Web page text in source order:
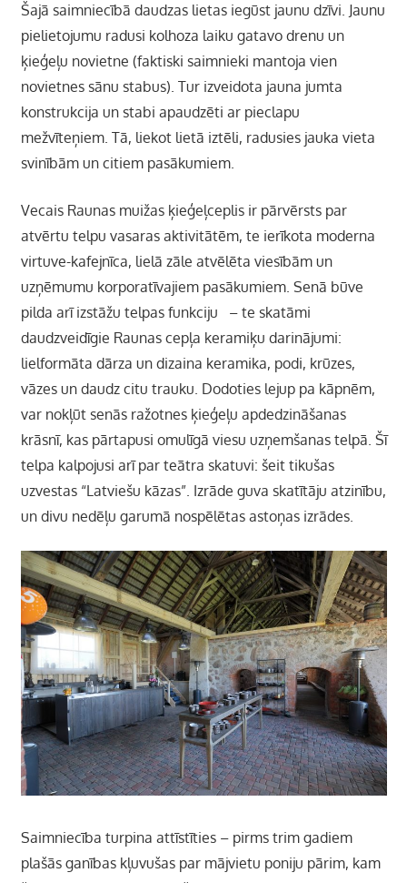
Šajā saimniecībā daudzas lietas iegūst jaunu dzīvi. Jaunu
pielietojumu radusi kolhoza laiku gatavo drenu un
ķieģeļu novietne (faktiski saimnieki mantoja vien
novietnes sānu stabus). Tur izveidota jauna jumta
konstrukcija un stabi apaudzēti ar pieclapu
mežvīteņiem. Tā, liekot lietā iztēli, radusies jauka vieta
svinībām un citiem pasākumiem.
Vecais Raunas muižas ķieģeļceplis ir pārvērsts par
atvērtu telpu vasaras aktivitātēm, te ierīkota moderna
virtuve-kafejnīca, lielā zāle atvēlēta viesībām un
uzņēmumu korporatīvajiem pasākumiem. Senā būve
pilda arī izstāžu telpas funkciju – te skatāmi
daudzveidīgie Raunas cepļa keramiķu darinājumi:
lielformāta dārza un dizaina keramika, podi, krūzes,
vāzes un daudz citu trauku. Dodoties lejup pa kāpnēm,
var nokļūt senās ražotnes ķieģeļu apdedzināšanas
krāsnī, kas pārtapusi omulīgā viesu uzņemšanas telpā. Šī
telpa kalpojusi arī par teātra skatuvi: šeit tikušas
uzvestas “Latviešu kāzas”. Izrāde guva skatītāju atzinību,
un divu nedēļu garumā nospēlētas astoņas izrādes.
Saimniecība turpina attīstīties – pirms trim gadiem
plašās ganības kļuvušas par mājvietu poniju pārim, kam